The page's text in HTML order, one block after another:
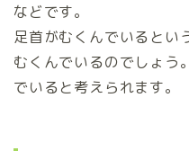
などです。
足首がむくんでいるとい
むくんでいるのでしょう
でいると考えられます。